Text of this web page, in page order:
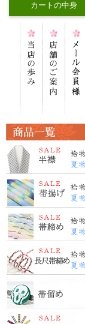
カートの中身